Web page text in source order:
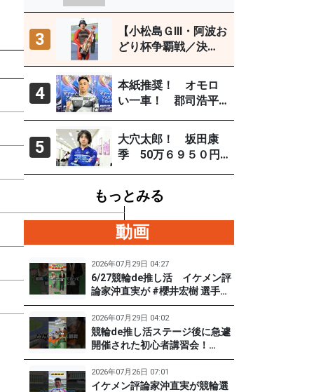
払戻金 人気
17,790円 (46)
2,250円
4,010円 (13)
(6)
(10)
390円 (6)
550円 (8)
野ＦⅠ ７月27～29
日）
3
【小松島ＧⅢ・阿波お
どり杯争覇戦／決
ードレース連続優勝
「自分の力を出すだ
け」
4
本紙推奨！ オモロ
い一車！ 郡司浩平
～４日）
5
大穴太郎！ 坂田康
季 50万６９５０円
もっとみる
動画
2026年07月29日 04:27
6/27競輪de推し活 イケメン評
論家沖直実が #櫻井宏樹 選手を
迎えてズバズバ聞きまくり！
#PR #松戸けいりん #和田健太
郎
2026年07月29日 04:02
競輪de推し活ステージ後に急遽
開催された初心者講習会！
（6/27) 冨田卓さんの講習を受
けて、初めてチャレンジした女
子たち。果たして…？ #PR #松
2026年07月26日 07:01
イケメン評論家沖直実が競輪選